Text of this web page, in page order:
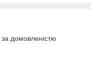
домовленістю